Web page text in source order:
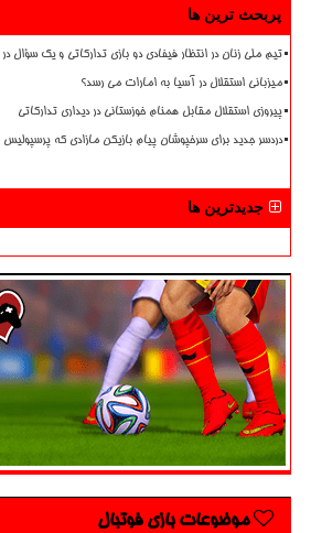
پربحث ترین ها
تیم ملی زنان در انتظار فیفادی دو بازی تدارکاتی و یک سؤال
میزبانی استقلال در آسیا به امارات می رسد؟
پیروزی استقلال مقابل همنام خوزستانی در دیداری تدارکاتی
دردسر جدید برای سرخپوشان پیام بازیکن مازادی که پرسپولیس
جدیدترین ها
موضوعات بازی فوتبال